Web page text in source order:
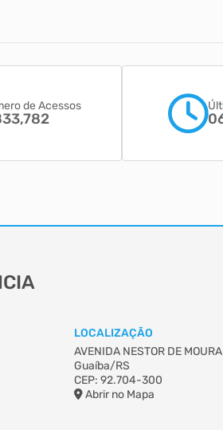
de Acessos
LOCALIZAÇÃO
AVENIDA NESTOR DE
Guaíba/RS
CEP: 92.704-300
Abrir no Mapa